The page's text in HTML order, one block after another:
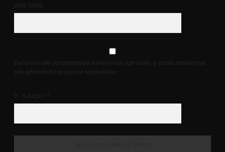
Web Sitesi
Daha sonraki yorumlarımda kullanılması için adım, e-posta adresim ve
site adresim bu tarayıcıya kaydedilsin.
9 - 5 kaçtır? *